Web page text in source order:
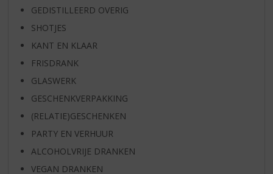
GEDISTILLEERD OVERIG
SHOTJES
KANT EN KLAAR
FRISDRANK
GLASWERK
GESCHENKVERPAKKING
(RELATIE)GESCHENKEN
PARTY EN VERHUUR
ALCOHOLVRIJE DRANKEN
VEGAN DRANKEN